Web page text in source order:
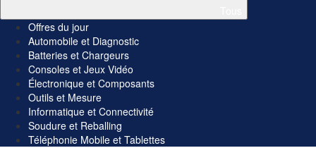
Offres du jour
Automobile et Diagnostic
Batteries et Chargeurs
Consoles et Jeux Vidéo
Électronique et Composants
Outils et Mesure
Informatique et Connectivité
Soudure et Reballing
Téléphonie Mobile et Tablettes